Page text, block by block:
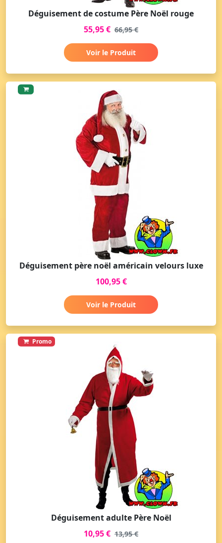
Déguisement de costume Père Noël rouge
55,95 € 66,95 €
Voir le Produit
Déguisement père noël américain velours luxe
100,95 €
Voir le Produit
Promo
Déguisement adulte Père Noël
10,95 € 13,95 €